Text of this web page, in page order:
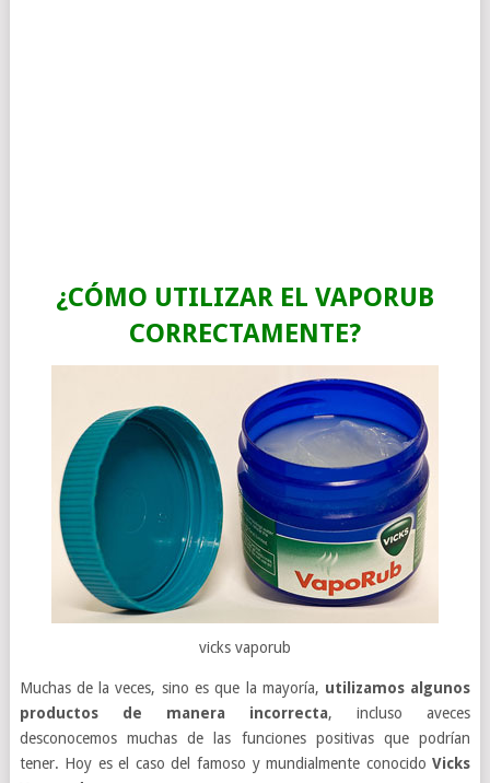
¿CÓMO UTILIZAR EL VAPORUB
CORRECTAMENTE?
vicks vaporub
Muchas de la veces, sino es que la mayoría, utilizamos algunos
productos de manera incorrecta, incluso aveces
desconocemos muchas de las funciones positivas que podrían
tener. Hoy es el caso del famoso y mundialmente conocidoVicks